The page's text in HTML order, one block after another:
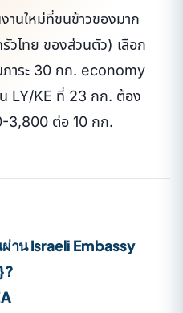
านใหม่ที่ขนข้าวของมาก
วไทย ของส่วนตัว) เลือก
ภาระ 30 กก. economy
LY/KE ที่ 23 กก. ต้อง
3,800 ต่อ 10 กก.
าน Israeli Embassy